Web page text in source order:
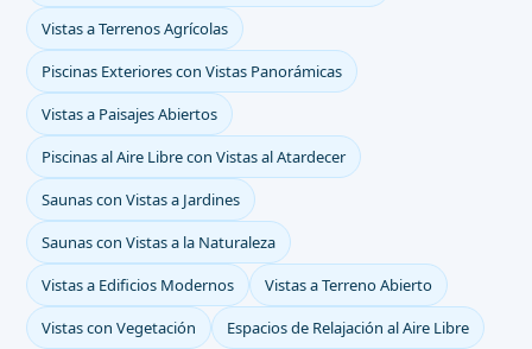
Vistas a Terrenos Agrícolas
Piscinas Exteriores con Vistas Panorámicas
Vistas a Paisajes Abiertos
Piscinas al Aire Libre con Vistas al Atardecer
Saunas con Vistas a Jardines
Saunas con Vistas a la Naturaleza
Vistas a Edificios Modernos
Vistas a Terreno Abierto
Vistas con Vegetación
Espacios de Relajación al Aire Libre